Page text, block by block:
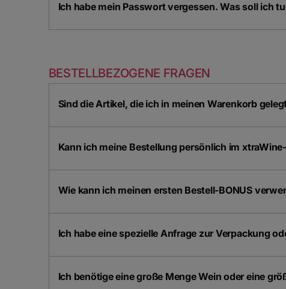
Ich habe mein Passwort vergessen. Was soll ich
BESTELLBEZOGENE FRAGEN
Sind die Artikel, die ich in meinen Warenkorb
Kann ich meine Bestellung persönlich im
Wie kann ich meinen ersten Bestell-BONUS
Ich habe eine spezielle Anfrage zur Verpackung
Ich benötige eine große Menge Wein oder eine